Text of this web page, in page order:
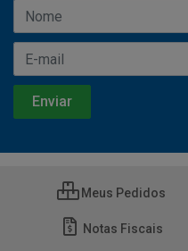
Meus Pedidos
Notas Fiscais